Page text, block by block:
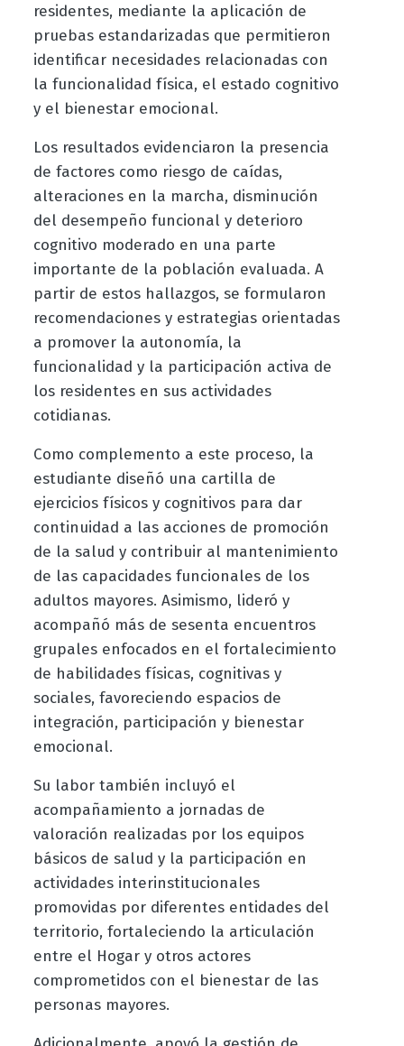
residentes, mediante la aplicación de
pruebas estandarizadas que permitieron
identificar necesidades relacionadas con
la funcionalidad física, el estado cognitivo
y el bienestar emocional.
Los resultados evidenciaron la presencia
de factores como riesgo de caídas,
alteraciones en la marcha, disminución
del desempeño funcional y deterioro
cognitivo moderado en una parte
importante de la población evaluada. A
partir de estos hallazgos, se formularon
recomendaciones y estrategias orientadas
a promover la autonomía, la
funcionalidad y la participación activa de
los residentes en sus actividades
cotidianas.
Como complemento a este proceso, la
estudiante diseñó una cartilla de
ejercicios físicos y cognitivos para dar
continuidad a las acciones de promoción
de la salud y contribuir al mantenimiento
de las capacidades funcionales de los
adultos mayores. Asimismo, lideró y
acompañó más de sesenta encuentros
grupales enfocados en el fortalecimiento
de habilidades físicas, cognitivas y
sociales, favoreciendo espacios de
integración, participación y bienestar
emocional.
Su labor también incluyó el
acompañamiento a jornadas de
valoración realizadas por los equipos
básicos de salud y la participación en
actividades interinstitucionales
promovidas por diferentes entidades del
territorio, fortaleciendo la articulación
entre el Hogar y otros actores
comprometidos con el bienestar de las
personas mayores.